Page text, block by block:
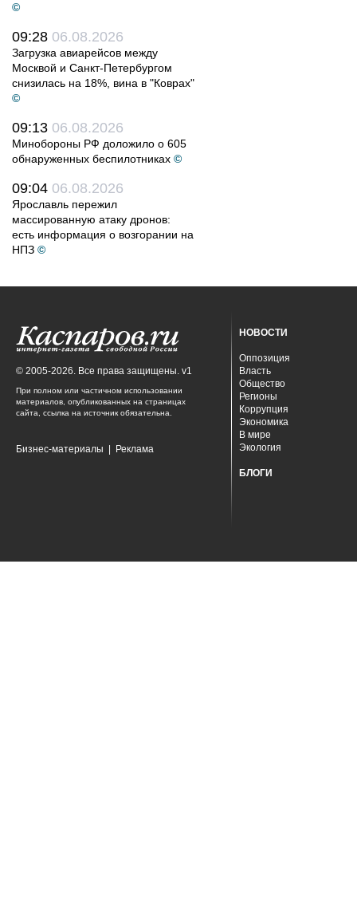
©
09:28 06.08.2026
Загрузка авиарейсов между
Москвой и Санкт-Петербургом
снизилась на 18%, вина в "Коврах"
©
09:13 06.08.2026
Минобороны РФ доложило о 605
обнаруженных беспилотниках ©
09:04 06.08.2026
Ярославль пережил
массированную атаку дронов:
есть информация о возгорании на
НПЗ ©
© 2005-2026. Все права защищены. v1
При полном или частичном использовании
материалов, опубликованных на страницах
сайта, ссылка на источник обязательна.
Бизнес-материалы Реклама
НОВОСТИ
Оппозиция
Власть
Общество
Регионы
Коррупция
Экономика
В мире
Экология
БЛОГИ